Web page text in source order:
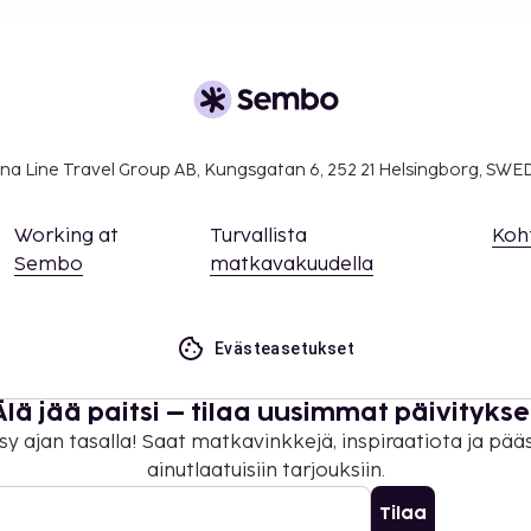
voi ylittää 1000
Line Travel Group AB, Kungsgatan 6, 252 21 Helsingborg,
Working at
Sembo
Turvallista
matkavakuudella
Evästeasetukset
jää paitsi – tilaa uusimmat
ajan tasalla! Saat matkavinkkejä, inspiraatiota ja
ainutlaatuisiin tarjouksiin.
Tilaa